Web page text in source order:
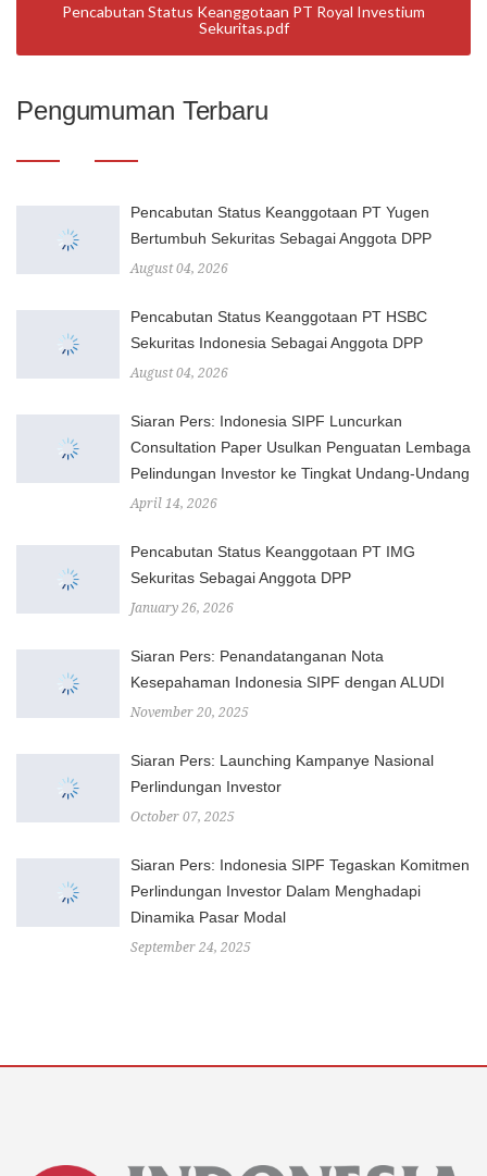
Pencabutan Status Keanggotaan PT Royal Investium
Sekuritas
Pengumuman Terbaru
Pencabutan Status Keanggotaan PT Yugen
Bertumbuh Sekuritas Sebagai Anggota DPP
August 04, 2026
Pencabutan Status Keanggotaan PT HSBC
Sekuritas Indonesia Sebagai Anggota DPP
August 04, 2026
Siaran Pers: Indonesia SIPF Luncurkan
Consultation Paper Usulkan Penguatan Lembaga
Pelindungan Investor ke Tingkat Undang-Undang
April 14, 2026
Pencabutan Status Keanggotaan PT IMG
Sekuritas Sebagai Anggota DPP
January 26, 2026
Siaran Pers: Penandatanganan Nota
Kesepahaman Indonesia SIPF dengan ALUDI
November 20, 2025
Siaran Pers: Launching Kampanye Nasional
Perlindungan Investor
October 07, 2025
Siaran Pers: Indonesia SIPF Tegaskan Komitmen
Perlindungan Investor Dalam Menghadapi
Dinamika Pasar Modal
September 24, 2025